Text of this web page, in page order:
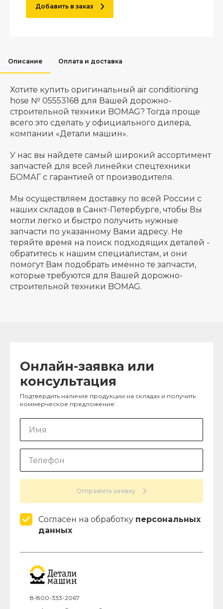
Добавить в заказ
Описание Оплата и доставка
Хотите купить оригинальный air conditioning
hose № 05553168 для Вашей дорожно-
строительной техники BOMAG? Тогда проще
всего это сделать у официального дилера,
компании «Детали машин».
У нас вы найдете самый широкий ассортимент
запчастей для всей линейки спецтехники
БОМАГ с гарантией от производителя.
Мы осуществляем доставку по всей России с
наших складов в Санкт-Петербурге, чтобы Вы
могли легко и быстро получить нужные
запчасти по указанному Вами адресу. Не
теряйте время на поиск подходящих деталей -
обратитесь к нашим специалистам, и они
помогут Вам подобрать именно те запчасти,
которые требуются для Вашей дорожно-
строительной техники BOMAG.
Онлайн-заявка или
консультация
Подтвердить наличие продукции на складах и получить
коммерческое предложение:
Отправить заявку
Согласен на обработку персональных
данных
8-800-333-2067